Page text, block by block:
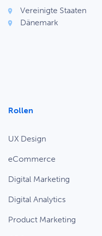
Vereinigte Staaten
Dänemark
Rollen
UX Design
eCommerce
Digital Marketing
Digital Analytics
Product Marketing